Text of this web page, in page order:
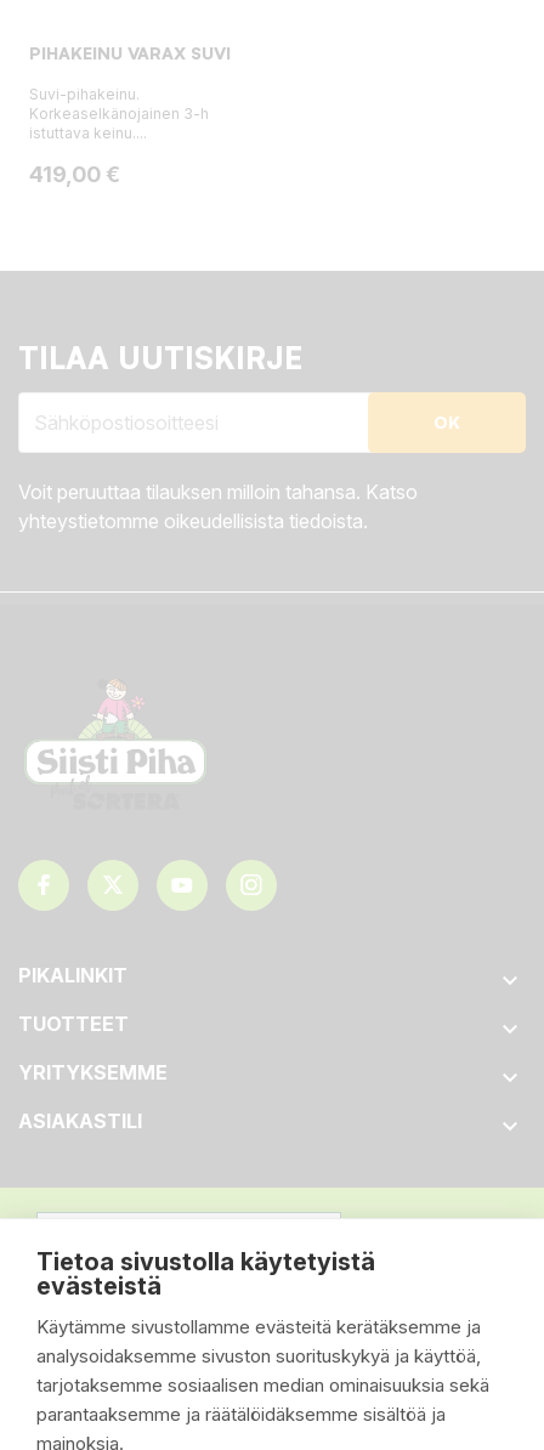
Tietoa sivustolla käytetyistä
evästeistä
Käytämme sivustollamme evästeitä kerätäksemme ja
analysoidaksemme sivuston suorituskykyä ja käyttöä,
tarjotaksemme sosiaalisen median ominaisuuksia sekä
parantaaksemme ja räätälöidäksemme sisältöä ja
mainoksia.
PIHAKEINU VARAX SUVI
Suvi-pihakeinu.
Korkeaselkänojainen 3-h
istuttava keinu....
Hinta
419,00 €
TILAA UUTISKIRJE
Voit peruuttaa tilauksen milloin tahansa. Katso
yhteystietomme oikeudellisista tiedoista.
PIKALINKIT 
TUOTTEET 
YRITYKSEMME 
ASIAKASTILI 